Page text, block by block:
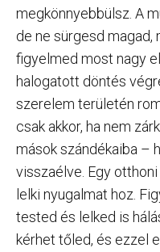
megkönnyebbülsz. A
de ne sürgesd
figyelmed most nagy
halogatott döntés
szerelem területén
csak akkor, ha nem
mások szándékaiba –
visszaélve. Egy
lelki nyugalmat hoz.
tested és lelked is
kérhet tőled, és ezzel